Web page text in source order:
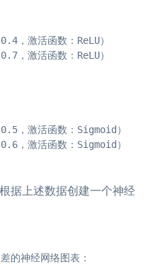
，激活函数：ReLU）
，激活函数：ReLU）
，激活函数：Sigmoid）
，激活函数：Sigmoid）
据上述数据创建一个神经
的神经网络图表：